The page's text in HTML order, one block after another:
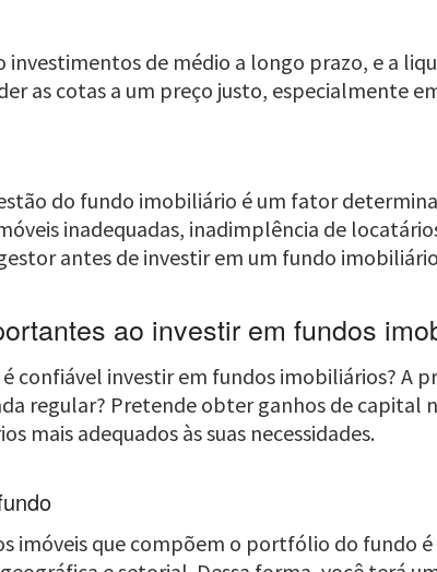
investimentos de médio a longo prazo, e a
as cotas a um preço justo, especialmente
do fundo imobiliário é um fator
inadequadas, inadimplência de
antes de investir em um fundo
ao investir em fundos
confiável investir em fundos imobiliários? A
regular? Pretende obter ganhos de capital
mais adequados às suas necessidades.
imóveis que compõem o portfólio do fundo